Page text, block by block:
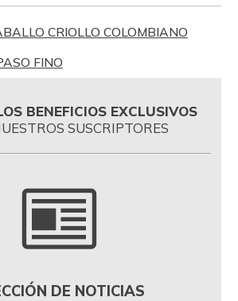
CRIOLLO COLOMBIANO
FINO
BENEFICIOS EXCLUSIVOS
SUSCRIPTORES
DE NOTICIAS